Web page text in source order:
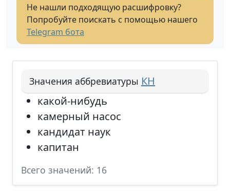
Не нашли подходящую расшифровку?
Попробуйте поискать с помощью нашего
Telegram бота
Значения аббревиатуры КН
какой-нибудь
камерный насос
кандидат наук
капитан
Всего значений: 16